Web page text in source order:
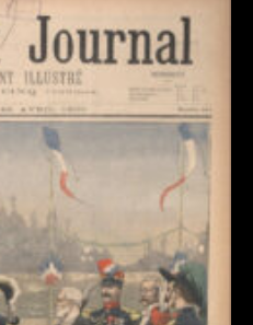
presse : l’Union annonce